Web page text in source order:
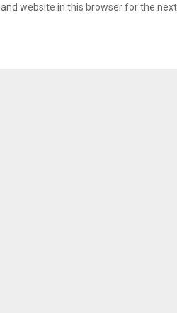
website in this browser for the